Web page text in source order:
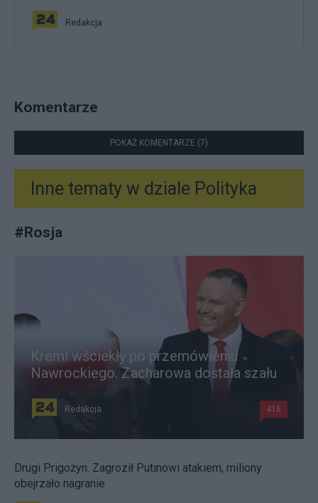
Redakcja
Komentarze
POKAŻ KOMENTARZE (7)
Inne tematy w dziale Polityka
#Rosja
Kreml wściekły po przemówieniu
Nawrockiego. Zacharowa dostała szału
Redakcja 416
Drugi Prigożyn. Zagroził Putinowi atakiem, miliony
obejrzało nagranie